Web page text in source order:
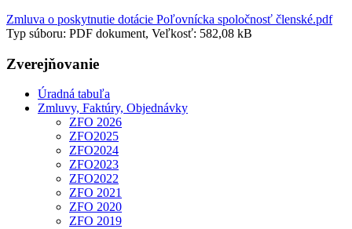
Zmluva o poskytnutie dotácie Poľovnícka spoločnosť členské.pdf
Typ súboru: PDF dokument, Veľkosť: 582,08 kB
Zverejňovanie
Úradná tabuľa
Zmluvy, Faktúry, Objednávky
ZFO 2026
ZFO2025
ZFO2024
ZFO2023
ZFO2022
ZFO 2021
ZFO 2020
ZFO 2019